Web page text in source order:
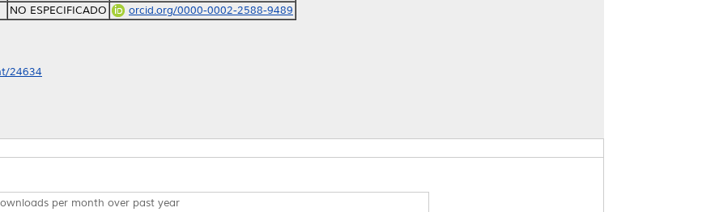
NO ESPECIFICADO
orcid.org/0000-0002-2588-9489
24634
per month over past year